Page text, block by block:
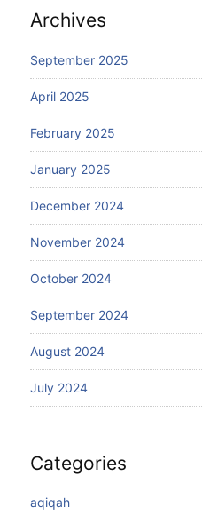
Archives
September 2025
April 2025
February 2025
January 2025
December 2024
November 2024
October 2024
September 2024
August 2024
July 2024
Categories
aqiqah